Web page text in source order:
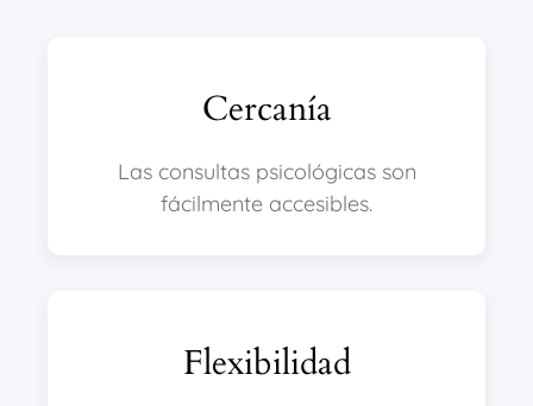
Cercanía
Las consultas psicológicas son
fácilmente accesibles.
Flexibilidad